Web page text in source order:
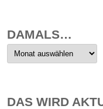
DAMALS…
Damals…
DAS WIRD